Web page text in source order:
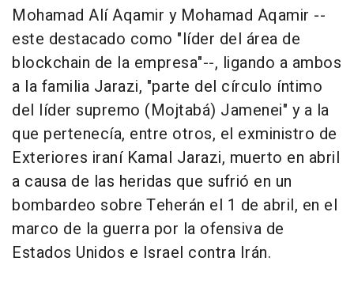
Mohamad Alí Aqamir y Mohamad Aqamir --
este destacado como "líder del área de
blockchain de la empresa"--, ligando a ambos
a la familia Jarazi, "parte del círculo íntimo
del líder supremo (Mojtabá) Jamenei" y a la
que pertenecía, entre otros, el exministro de
Exteriores iraní Kamal Jarazi, muerto en abril
a causa de las heridas que sufrió en un
bombardeo sobre Teherán el 1 de abril, en el
marco de la guerra por la ofensiva de
Estados Unidos e Israel contra Irán.